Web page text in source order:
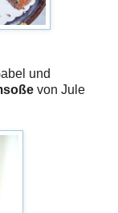
und
von Jule